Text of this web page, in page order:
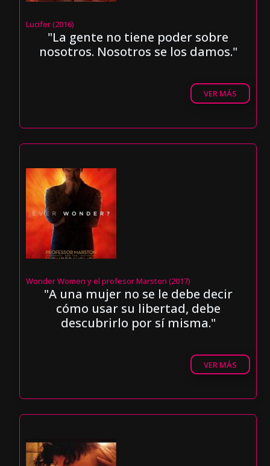
Lucifer (2016)
"La gente no tiene poder sobre
nosotros. Nosotros se los damos."
VER MÁS
Wonder Women y el profesor Marston (2017)
"A una mujer no se le debe decir
cómo usar su libertad, debe
descubrirlo por sí misma."
VER MÁS